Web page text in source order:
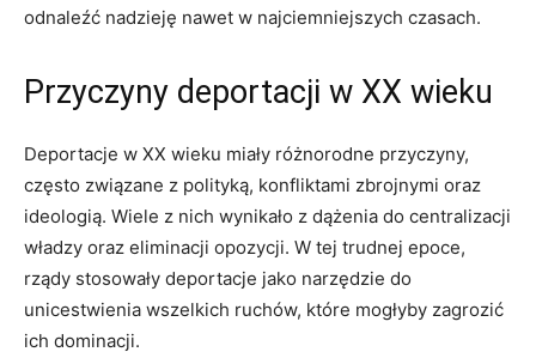
odnaleźć nadzieję nawet w najciemniejszych czasach.
Przyczyny deportacji w XX wieku
Deportacje w XX wieku miały różnorodne przyczyny,
często związane z polityką, konfliktami zbrojnymi oraz
ideologią. Wiele z nich wynikało z dążenia do centralizacji
władzy oraz eliminacji opozycji. W tej trudnej epoce,
rządy stosowały deportacje jako narzędzie do
unicestwienia wszelkich ruchów, które mogłyby zagrozić
ich dominacji.